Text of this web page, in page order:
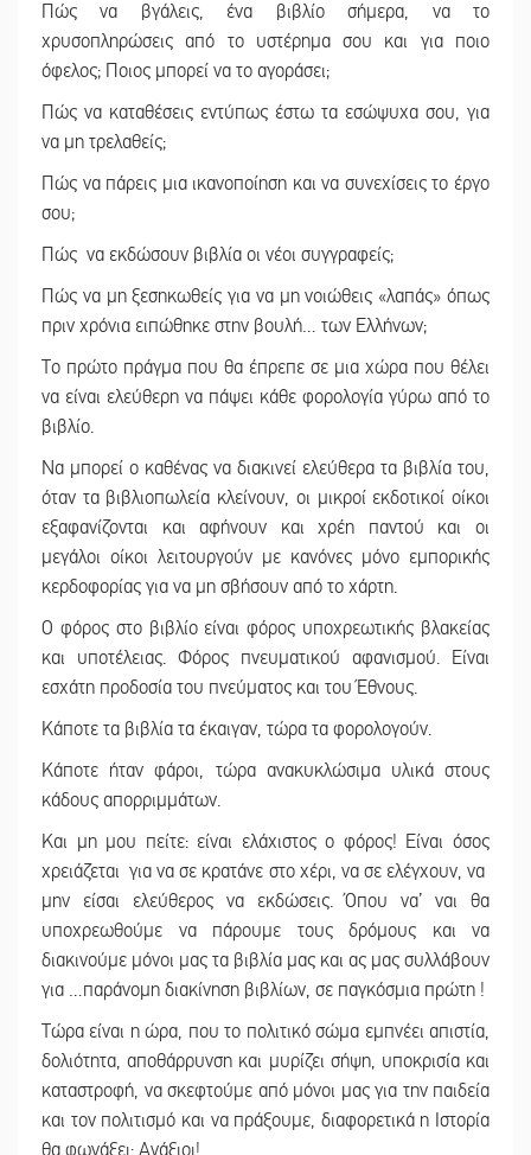
Πώς να βγάλεις, ένα βιβλίο σήμερα, να το
χρυσοπληρώσεις από το υστέρημα σου και για ποιο
όφελος; Ποιος μπορεί να το αγοράσει;
Πώς να καταθέσεις εντύπως έστω τα εσώψυχα σου, για
να μη τρελαθείς;
Πώς να πάρεις μια ικανοποίηση και να συνεχίσεις το έργο
σου;
Πώς να εκδώσουν βιβλία οι νέοι συγγραφείς;
Πώς να μη ξεσηκωθείς για να μη νοιώθεις «λαπάς» όπως
πριν χρόνια ειπώθηκε στην βουλή… των Ελλήνων;
Το πρώτο πράγμα που θα έπρεπε σε μια χώρα που θέλει
να είναι ελεύθερη να πάψει κάθε φορολογία γύρω από το
βιβλίο.
Να μπορεί ο καθένας να διακινεί ελεύθερα τα βιβλία του,
όταν τα βιβλιοπωλεία κλείνουν, οι μικροί εκδοτικοί οίκοι
εξαφανίζονται και αφήνουν και χρέη παντού και οι
μεγάλοι οίκοι λειτουργούν με κανόνες μόνο εμπορικής
κερδοφορίας για να μη σβήσουν από το χάρτη.
Ο φόρος στο βιβλίο είναι φόρος υποχρεωτικής βλακείας
και υποτέλειας. Φόρος πνευματικού αφανισμού. Είναι
εσχάτη προδοσία του πνεύματος και του Έθνους.
Κάποτε τα βιβλία τα έκαιγαν, τώρα τα φορολογούν.
Κάποτε ήταν φάροι, τώρα ανακυκλώσιμα υλικά στους
κάδους απορριμμάτων.
Και μη μου πείτε: είναι ελάχιστος ο φόρος! Είναι όσος
χρειάζεται για να σε κρατάνε στο χέρι, να σε ελέγχουν, να
μην είσαι ελεύθερος να εκδώσεις. Όπου να’ ναι θα
υποχρεωθούμε να πάρουμε τους δρόμους και να
διακινούμε μόνοι μας τα βιβλία μας και ας μας συλλάβουν
για …παράνομη διακίνηση βιβλίων, σε παγκόσμια πρώτη !
Τώρα είναι η ώρα, που το πολιτικό σώμα εμπνέει απιστία,
δολιότητα, αποθάρρυνση και μυρίζει σήψη, υποκρισία και
καταστροφή, να σκεφτούμε από μόνοι μας για την παιδεία
και τον πολιτισμό και να πράξουμε, διαφορετικά η Ιστορία